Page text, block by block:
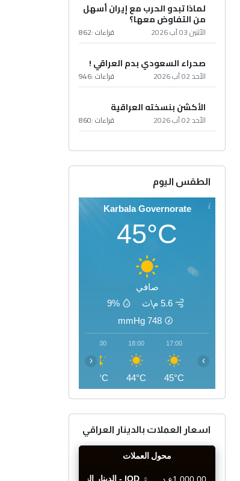
لماذا تبدو الحرب مع إيران أسهل
من التفاوض معها؟
الأثنين 03 آب 2026 قراءات :862
صحراء السعودي بدم العراقي !
الأحد 02 آب 2026 قراءات :946
الأكشن بنسخته العراقية
الأحد 02 آب 2026 قراءات :860
الطقس اليوم
Karbala Governorate
45°C
صافي
5.6 م\ث
9%
748
mmHg
17:00
45°C
18:00
44°C
19:00
42°C
‹ ›
اسعار العملات بالدينار العراقي